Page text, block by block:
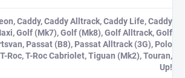
Caddy, Caddy Alltrack, Caddy Life, Caddy
Golf (Mk7), Golf (Mk8), Golf Alltrack, Golf
Passat (B8), Passat Alltrack (3G), Polo
Roc, T-Roc Cabriolet, Tiguan (Mk2), Touran,
Up!